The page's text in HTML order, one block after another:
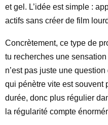
et gel. L’idée est simple :
actifs sans créer de film
Concrètement, ce type de
tu recherches une
n’est pas juste une
qui pénètre vite est souvent
durée, donc plus régulier
la régularité compte